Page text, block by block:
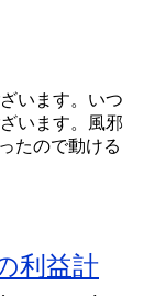
います。いつ
います。風邪
たので動ける
利益計